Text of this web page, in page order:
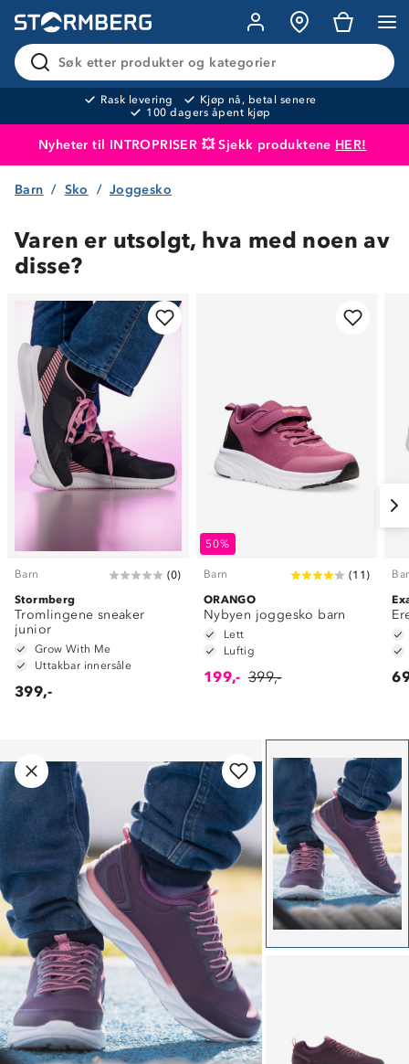
Søk etter produkter og kategorier
Rask levering
Kjøp nå, betal senere
100 dagers åpent kjøp
Nyheter til INTROPRISER 💥 Sjekk produktene HER!
Produktet er lagt i handlekurven
Barn Sko Joggesko
Varen er utsolgt, hva med noen av
disse?
Barn (0)
Stormberg
Tromlingene sneaker
junior
Grow With Me
Uttakbar innersåle
399,-
50%
Barn (11 )
ORANGO
Nybyen joggesko barn
Lett
Luftig
199,- 399,-